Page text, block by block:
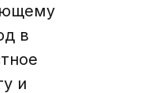
в
и